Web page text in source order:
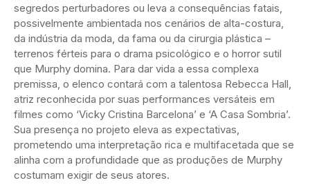
segredos perturbadores ou leva a consequências fatais,
possivelmente ambientada nos cenários de alta-costura,
da indústria da moda, da fama ou da cirurgia plástica –
terrenos férteis para o drama psicológico e o horror sutil
que Murphy domina. Para dar vida a essa complexa
premissa, o elenco contará com a talentosa Rebecca Hall,
atriz reconhecida por suas performances versáteis em
filmes como ‘Vicky Cristina Barcelona’ e ‘A Casa Sombria’.
Sua presença no projeto eleva as expectativas,
prometendo uma interpretação rica e multifacetada que se
alinha com a profundidade que as produções de Murphy
costumam exigir de seus atores.